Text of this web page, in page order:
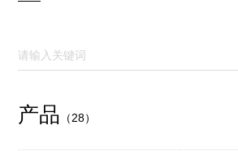
产品 （28）